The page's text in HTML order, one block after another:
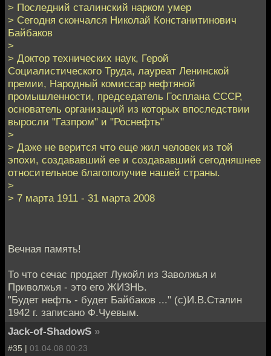
> Последний сталинский нарком умер
> Сегодня скончался Николай Констанитинович
Байбаков
>
> Доктор технических наук, Герой
Социалистического Труда, лауреат Ленинской
премии, Народный комиссар нефтяной
промышленности, председатель Госплана СССР,
основатель организаций из которых впоследствии
выросли "Газпром" и "Роснефть"
>
> Даже не верится что еще жил человек из той
эпохи, создававший ее и создававший сегодняшнее
относительное благополучие нашей страны.
>
> 7 марта 1911 - 31 марта 2008
Вечная память!
То что сечас продает Лукойл из Заволжья и
Приволжья - это его ЖИЗНЬ.
"Будет нефть - будет Байбаков ..." (с)И.В.Сталин
1942 г. записано Ф.Чуевым.
Jack-of-ShadowS »
#35 | 01.04.08 00:23